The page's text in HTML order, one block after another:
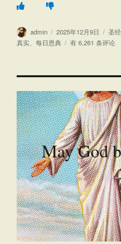
作
者
admin
发
布
2025年12月9日
分
类
圣经
真实、每日恩典
如
一
犯
同
样
的
罪，
那
我
的
悔
改
还
是
真
的
吗？
有 6,261 条评论
May God